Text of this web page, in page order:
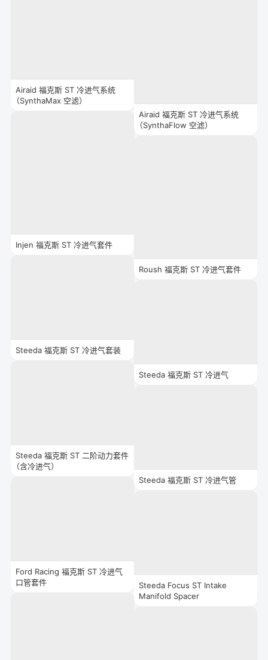
Airaid 福克斯 ST 冷进气系统
（SynthaMax 空滤）
Injen 福克斯 ST 冷进气套件
Steeda 福克斯 ST 冷进气套装
Steeda 福克斯 ST 二阶动力套件
（含冷进气）
Ford Racing 福克斯 ST 冷进气
口管套件
Airaid 福克斯 ST 冷进气系统
（SynthaFlow 空滤）
Roush 福克斯 ST 冷进气套件
Steeda 福克斯 ST 冷进气
Steeda 福克斯 ST 冷进气管
Steeda Focus ST Intake
Manifold Spacer